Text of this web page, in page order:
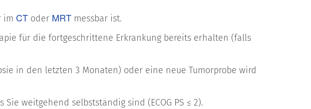
im CT oder MRT messbar ist.
für die fortgeschrittene Erkrankung bereits erhalten (falls
in den letzten 3 Monaten) oder eine neue Tumorprobe wird
weitgehend selbstständig sind (ECOG PS ≤ 2).